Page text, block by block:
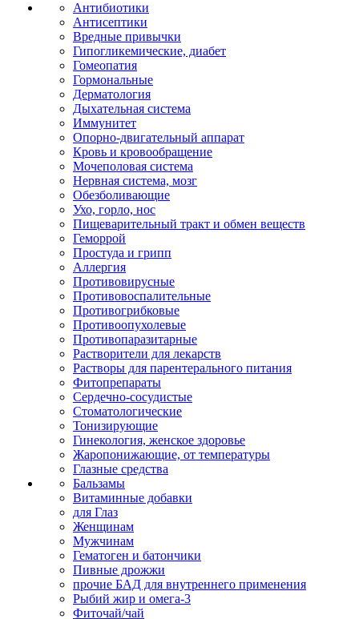
Антибиотики
Антисептики
Вредные привычки
Гипогликемические, диабет
Гомеопатия
Гормональные
Дерматология
Дыхательная система
Иммунитет
Опорно-двигательный аппарат
Кровь и кровообращение
Мочеполовая система
Нервная система, мозг
Обезболивающие
Ухо, горло, нос
Пищеварительный тракт и обмен веществ
Геморрой
Простуда и грипп
Аллергия
Противовирусные
Противовоспалительные
Противогрибковые
Противоопухолевые
Противопаразитарные
Растворители для лекарств
Растворы для парентерального питания
Фитопрепараты
Сердечно-сосудистые
Стоматологические
Тонизирующие
Гинекология, женское здоровье
Жаропонижающие, от температуры
Глазные средства
Бальзамы
Витаминные добавки
для Глаз
Женщинам
Мужчинам
Гематоген и батончики
Пивные дрожжи
прочие БАД для внутреннего применения
Рыбий жир и омега-3
Фиточай/чай